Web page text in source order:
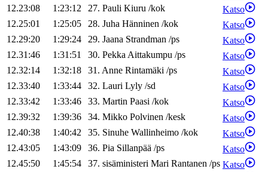
12.23:08
1:23:12 27. Pauli Kiuru /kok
Katso
12.25:01
1:25:05 28. Juha Hänninen /kok
Katso
12.29:20
1:29:24 29. Jaana Strandman /ps
Katso
12.31:46
1:31:51 30. PekkaAittakumpu /ps
Katso
12.32:14
1:32:18 31. Anne Rintamäki /ps
Katso
12.33:40
1:33:44 32. Lauri Lyly /sd
Katso
12.33:42
1:33:46 33. Martin Paasi /kok
Katso
12.39:32
1:39:36 34. Mikko Polvinen /kesk
Katso
12.40:38
1:40:42 35. Sinuhe Wallinheimo /kok
Katso
12.43:05
1:43:09 36. Pia Sillanpää /ps
Katso
12.45:50
1:45:54 37. sisäministeri Mari Rantanen /ps Katso